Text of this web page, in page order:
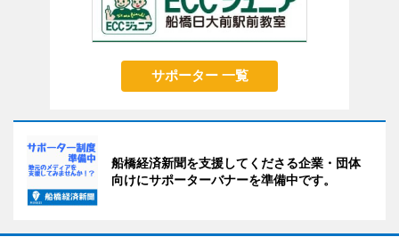
サポーター 一覧
船橋経済新聞を支援してくださる企業・団体
向けにサポーターバナーを準備中です。